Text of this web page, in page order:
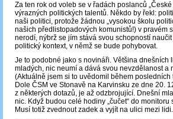
Za ten rok od voleb se v řadách poslanců
výrazných politických talentů. Někdo by řekl:
naši politici, protože žádnou „vysokou školu
našich předlistopadových komunistů!) v pravém
nerodí, nýbrž se jím stává svou schopností
politický kontext, v němž se bude pohybovat.
Je to podobné jako s novináři. Většina dnešních
mladých, nic neumí a dává svou nevzdělanost a
(Aktuálně jsem si to uvědomil během
Dole ČSM ve Stonavě na Karvinsku ze dne 20.
z některých dotazů, je až odzbrojující. Dnešní
nic. Když budou celé hodiny „čučet“ do
Musí totiž zvednout zadek a vyjít na ulici mezi